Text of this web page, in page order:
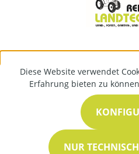
Diese Website verwendet
Erfahrung bieten zu
NUR